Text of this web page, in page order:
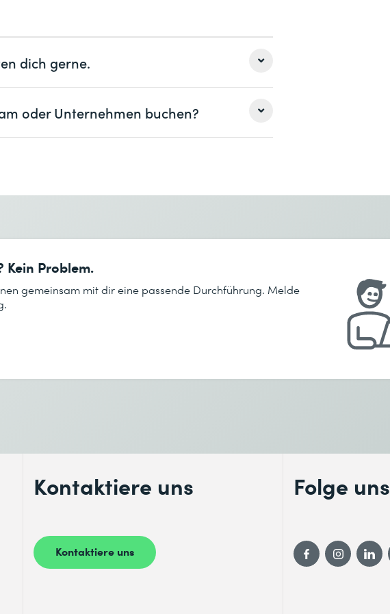
Security Management Appliance (SMA)
Appliance
Line Interface (CLI)
URLs
dich gerne.
Nachname *
oder Unternehmen buchen?
Telefon *
Kein Problem.
gemeinsam mit dir eine passende Durchführung. Melde
Kontaktiere uns
Kontaktiere uns
Folge uns